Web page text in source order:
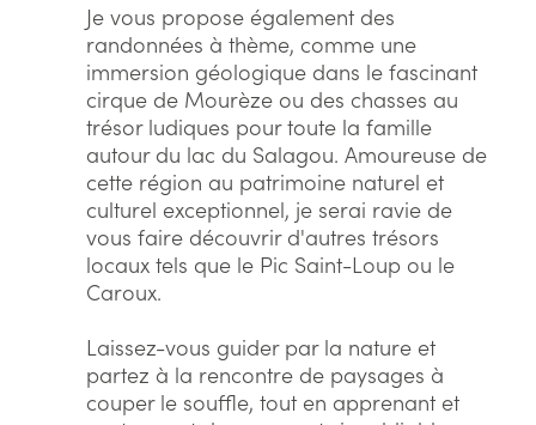
Je vous propose également des
randonnées à thème, comme une
immersion géologique dans le fascinant
cirque de Mourèze ou des chasses au
trésor ludiques pour toute la famille
autour du lac du Salagou. Amoureuse de
cette région au patrimoine naturel et
culturel exceptionnel, je serai ravie de
vous faire découvrir d'autres trésors
locaux tels que le Pic Saint-Loup ou le
Caroux.
Laissez-vous guider par la nature et
partez à la rencontre de paysages à
couper le souffle, tout en apprenant et